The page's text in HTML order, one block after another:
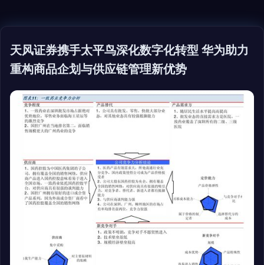
天风证券携手太平鸟深化数字化转型 华为助力
重构商品企划与供应链管理新优势